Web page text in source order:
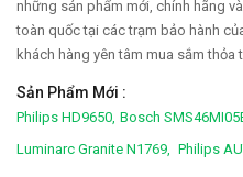
những sản phẩm mới, chính hãng
toàn quốc tại các trạm bảo hành
khách hàng yên tâm mua sắm thỏa
Sản Phẩm Mới :
Philips HD9650, Bosch
Luminarc Granite N1769, Philips